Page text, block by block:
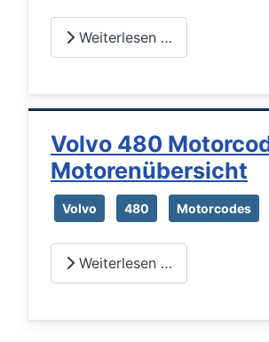
Weiterlesen …
Volvo 480
Motorenübersicht
Volvo 480 Motorcodes
Weiterlesen …